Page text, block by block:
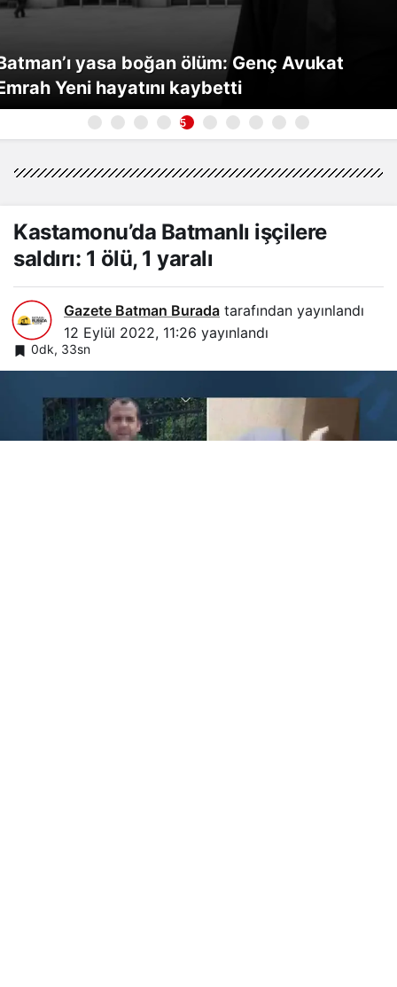
yasa boğan ölüm: Genç Avukat
Yeni hayatını kaybetti
5
Kastamonu’da Batmanlı işçilere
saldırı: 1 ölü, 1 yaralı
Gazete Batman Burada tarafından yayınlandı
12 Eylül 2022, 11:26 yayınlandı
0dk, 33sn